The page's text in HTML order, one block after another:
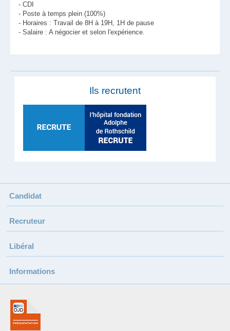
- CDI
- Poste à temps plein (100%)
- Horaires : Travail de 8H à 19H, 1H de pause
- Salaire : A négocier et selon l'expérience.
Ils recrutent
Candidat
Recruteur
Libéral
Informations